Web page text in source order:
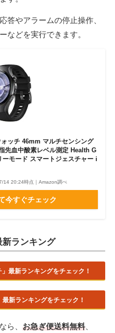
やアラームの停止操作、
などを実行できます。
ッチ 46mm マルチセンシング
先血中酸素レベル測定 Health G
モード スマートジェスチャー i
14 20:24時点｜Amazon調べ
今すぐチェック
新ランキング
最新ランキングをチェック！
新ランキングをチェック！
なら、 お急ぎ便送料無料